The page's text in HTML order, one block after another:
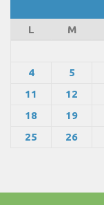
L
M
4
5
11
12
18
19
25
26